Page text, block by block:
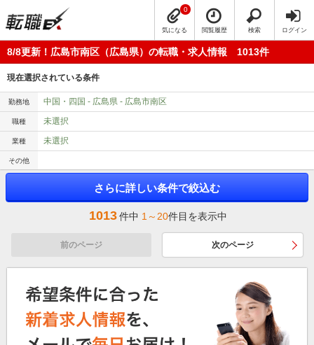
気になる
0
閲覧履歴 検索 ログイン
8/8更新！広島市南区（広島県）の転職・求人情報 1013件
現在選択されている条件
勤務地 中国・四国 - 広島県 - 広島市南区
職種 未選択
業種 未選択
その他
さらに詳しい条件で絞込む
1013件中 1～20件目を表示中
前のページ 次のページ